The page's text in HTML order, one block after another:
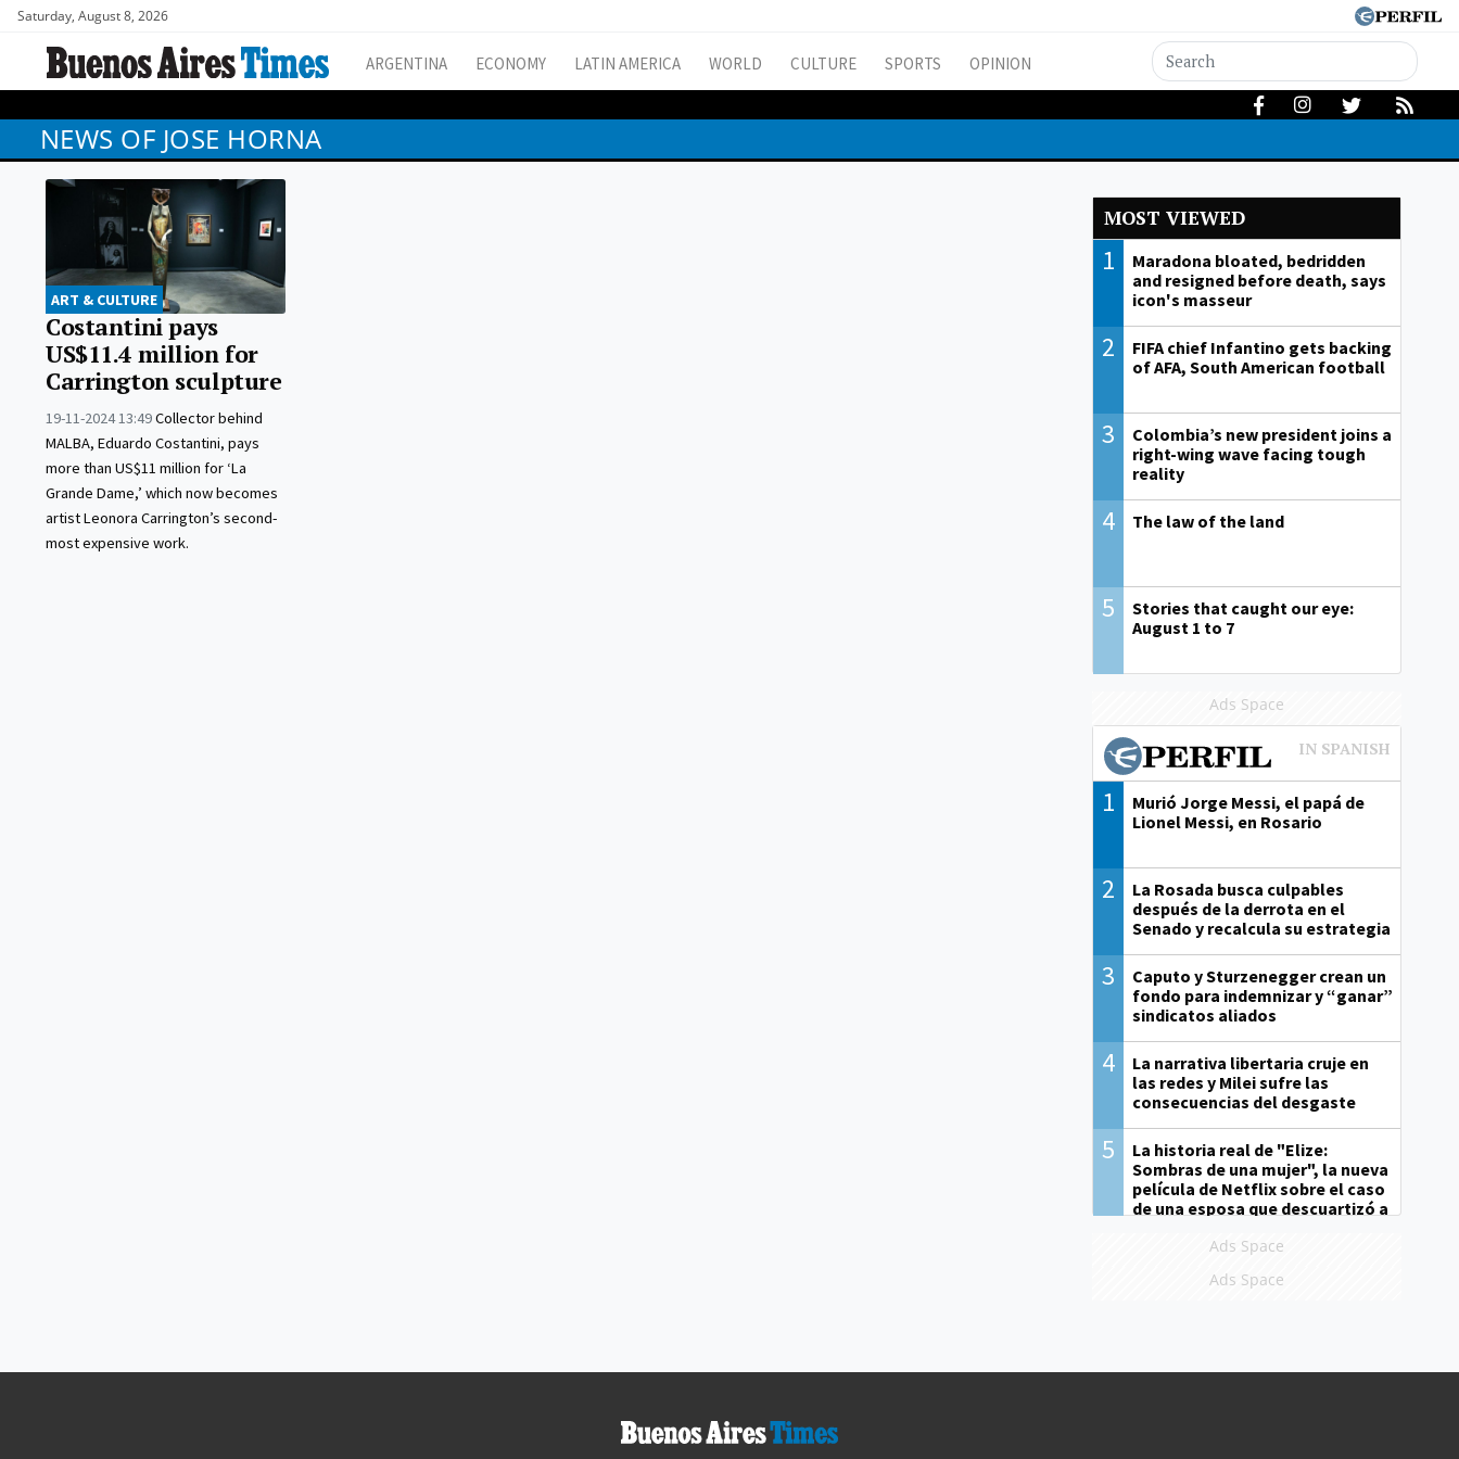
Saturday, August 8, 2026
ARGENTINA ECONOMY LATIN AMERICA WORLD CULTURE SPORTS OPINION
NEWS OF JOSE HORNA
ART & CULTURE
Costantini pays
US$11.4 million for
Carrington sculpture
19-11-2024 13:49Collector behind
MALBA, Eduardo Costantini, pays
more than US$11 million for ‘La
Grande Dame,’ which now becomes
artist Leonora Carrington’s second-
most expensive work.
MOST VIEWED
1
Maradona bloated, bedridden
and resigned before death, says
icon's masseur
2
FIFA chief Infantino gets backing
of AFA, South American football
3
Colombia’s new president joins a
right-wing wave facing tough
reality
4 The law of the land
5
Stories that caught our eye:
August 1 to 7
Ads Space
1
Murió Jorge Messi, el papá de
Lionel Messi, en Rosario
2
La Rosada busca culpables
después de la derrota en el
Senado y recalcula su estrategia
3
Caputo y Sturzenegger crean un
fondo para indemnizar y “ganar”
sindicatos aliados
4
La narrativa libertaria cruje en
las redes y Milei sufre las
consecuencias del desgaste
5
La historia real de "Elize:
Sombras de una mujer", la nueva
película de Netflix sobre el caso
de una esposa que descuartizó a
Ads Space
Ads Space